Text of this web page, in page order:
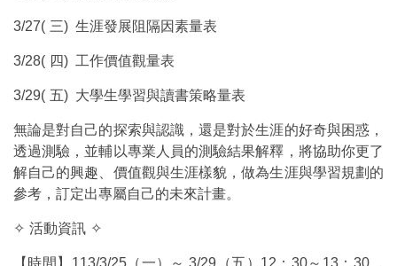
3/27( 三) 生涯發展阻隔因素量表
3/28( 四) 工作價值觀量表
3/29( 五) 大學生學習與讀書策略量表
無論是對自己的探索與認識，還是對於生涯的好奇與困惑，
透過測驗，並輔以專業人員的測驗結果解釋，將協助你更了
解自己的興趣、價值觀與生涯樣貌，做為生涯與學習規劃的
參考，訂定出專屬自己的未來計畫。
✧ 活動資訊 ✧
【時間】113/3/25（一）～ 3/29（五）12：30～13：30，